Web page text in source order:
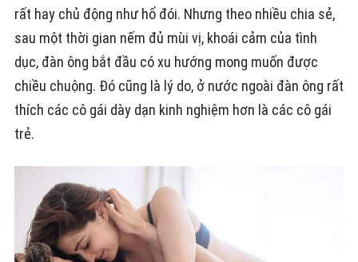
rất hay chủ động như hổ đói. Nhưng theo nhiều chia sẻ,
sau một thời gian nếm đủ mùi vị, khoái cảm của tình
dục, đàn ông bắt đầu có xu hướng mong muốn được
chiều chuộng. Đó cũng là lý do, ở nước ngoài đàn ông rất
thích các cô gái dày dạn kinh nghiệm hơn là các cô gái
trẻ.